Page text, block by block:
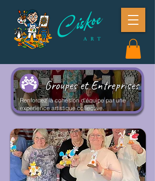
Groupes et Entreprises
Renforcez la cohésion d'équipe par une
expérience artistique collective.